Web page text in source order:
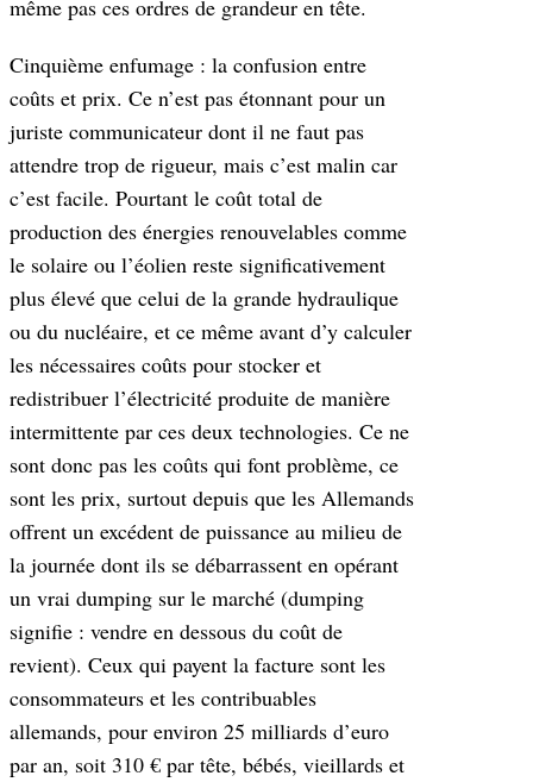
même pas ces ordres de grandeur en tête.
Cinquième enfumage : la confusion entre
coûts et prix. Ce n’est pas étonnant pour un
juriste communicateur dont il ne faut pas
attendre trop de rigueur, mais c’est malin car
c’est facile. Pourtant le coût total de
production des énergies renouvelables comme
le solaire ou l’éolien reste significativement
plus élevé que celui de la grande hydraulique
ou du nucléaire, et ce même avant d’y calculer
les nécessaires coûts pour stocker et
redistribuer l’électricité produite de manière
intermittente par ces deux technologies. Ce ne
sont donc pas les coûts qui font problème, ce
sont les prix, surtout depuis que les Allemands
offrent un excédent de puissance au milieu de
la journée dont ils se débarrassent en opérant
un vrai dumping sur le marché (dumping
signifie : vendre en dessous du coût de
revient). Ceux qui payent la facture sont les
consommateurs et les contribuables
allemands, pour environ 25 milliards d’euro
par an, soit 310 € par tête, bébés, vieillards et